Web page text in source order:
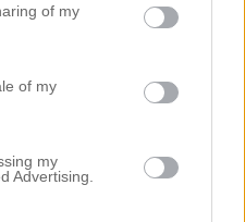
of my
of my
my
Advertising.
så sjukt goda, ni
ta som mellis eller på